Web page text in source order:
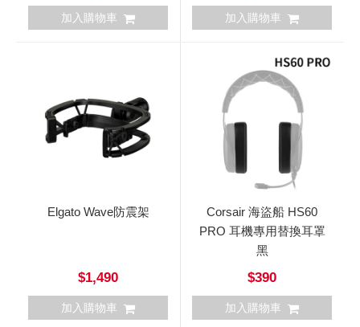
加入購物車 加入購物車
Elgato Wave防震架
$1,490
加入購物車
Corsair 海盜船 HS60
PRO 耳機專用替換耳罩
黑
$390
加入購物車